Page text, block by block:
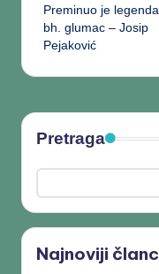
Preminuo je
bh. glumac – Josip
Pejaković
Pretraga
Najnoviji